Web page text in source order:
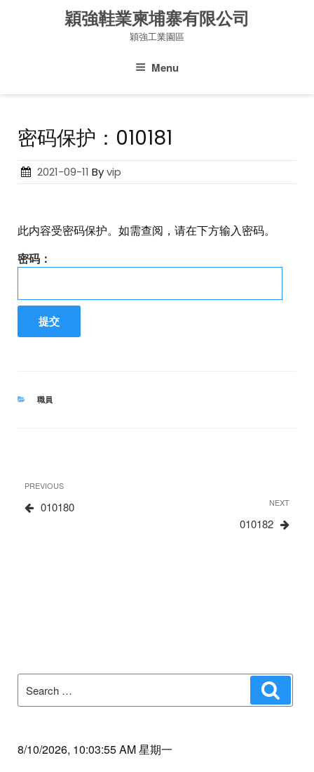
穎強鞋業柬埔寨有限公司
穎強工業園區
Menu
密码保护：010181
Posted
2021-09-11 Byvip
此内容受密码保护。如需查阅，请在下方输入密码。
密码：
CATEGORIES
職員
文
章
Previous
Post
PREVIOUS
010180
Next
Post
NEXT
010182
Search
for:
8/10/2026, 10:03:55 AM 星期一